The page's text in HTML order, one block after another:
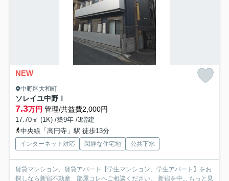
NEW
中野区大和町
ソレイユ中野Ⅰ
7.3万円 管理/共益費2,000円
17.70㎡ (1K) /築9年 /3階建
中央線「高円寺」駅 徒歩13分
インターネット対応 閑静な住宅地 公共下水
賃貸マンション、賃貸アパート【学生マンション、学生アパート】をお
探しなら新宿不動産 部屋コレへご相談ください。 新宿を中... もっと見